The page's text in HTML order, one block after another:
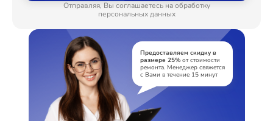
Отправляя, Вы соглашаетесь на обработку
персональных данных
Предоставляем скидку в
размере 25%от стоимости
ремонта. Менеджер свяжется
с Вами в течение 15 минут
Ремонт Стиральных машин